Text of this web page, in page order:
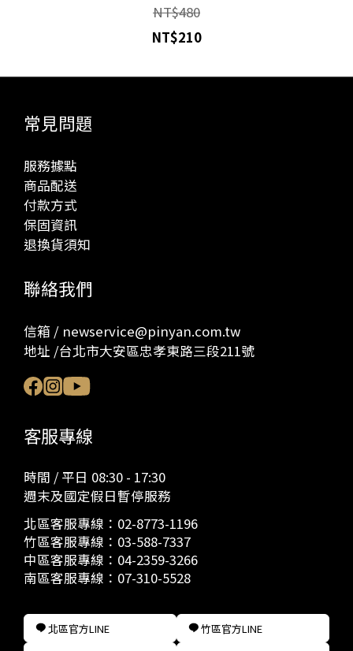
NT$480
NT$210
常見問題
服務據點
商品配送
付款方式
保固資訊
退換貨須知
聯絡我們
信箱 / newservice@pinyan.com.tw
地址 /台北市大安區忠孝東路三段211號
客服專線
時間 / 平日 08:30 - 17:30
週末及國定假日暫停服務
北區客服專線： 02-8773-1196
竹區客服專線： 03-588-7337
中區客服專線： 04-2359-3266
南區客服專線： 07-310-5528
北區官方LINE
竹區官方LINE